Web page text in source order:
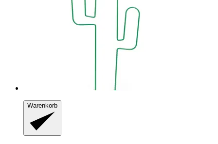
Warenkorb